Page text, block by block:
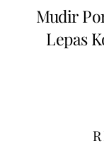
Mudir
Lepas